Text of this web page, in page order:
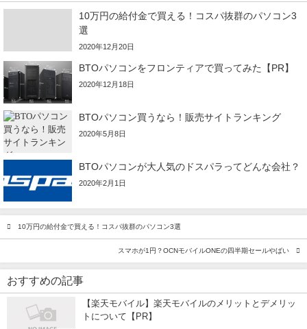
10万円の給付金で買える！コスパ抜群のパソコン3
選
2020年12月20日
BTOパソコンをフロンティアで買ってみた【PR】
2020年12月18日
BTOパソコン買うなら！販売サイトランキング
2020年5月8日
BTOパソコンが大人気のドスパラってどんな会社？
2020年2月1日
10万円の給付金で買える！コスパ抜群のパソコン3選
スマホが1円？OCNモバイルONEの四半期セールやばい
おすすめの記事
【楽天モバイル】楽天モバイルのメリットとデメリッ
トについて【PR】